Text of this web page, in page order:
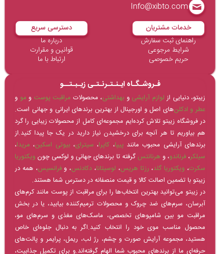
Info@xibto.com
خدمات مشتریان
راهنمای ثبت سفارش
شرایط مرجوعی
حریم خصوصی
دسترسی سریع
درباره ما
قوانین و مقرارت
ارتباط با ما
فـروشـگـاه ایـنـتـرنـتـی زیـبـتــو
زیبتو، دنیایی از لوازم آرایشی و بهداشتی، محصولات مراقبت پوست و مو و
عطر و ادکلن‌های اصل و اورجینال از بهترین برندهای ایرانی و جهانی است.
در فروشگاه زیبتو تلاش کرده‌ایم مجموعه‌ای کامل از محصولات زیبایی را گرد
هم بیاوریم تا هر آنچه برای درخشیدن نیاز دارید در یک جا پیدا کنید.از
برندهای آرایشی محبوب مانند پیپا، کاپرا، سیترای،بیوتی اسکین، مریدا،
سیلکر،فرناندو، و هرنانتس گرفته تا برندهای جهانی و لوکسی چونویکتوریا
سکرت، ویکتوریا گلد، رزتا هریس، لوسیتانا، دکادنس، وفرانسیس، همه در
زیبتو با تضمین اصالت کالا و قیمت منصفانه در دسترس شما هستند.
در زیبتو می‌توانید بهترین انتخاب‌ها را برای مراقبت از پوست مانند کرم‌های
آبرسان، سرم‌های ضد چروک و محصولات ترمیم‌کننده بیابید، یا در بخش
مراقبت مو بین شامپوهای تخصصی، ماسک‌های مغذی و سرم‌های مو،
محصول مناسب موی خود را انتخاب کنید.اگر به دنبال جلوه‌ای خاص
هستید، مجموعه آرایش صورت و چشم، رژ لب، ریمل، پرایمر و پالت‌های
حرفه‌ای ما از برندهای محبوب شما الهام گرفته‌اند.و برای تکمیل جذابیت،